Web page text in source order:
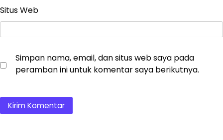
Situs Web
Simpan nama, email, dan situs web saya pada
peramban ini untuk komentar saya berikutnya.